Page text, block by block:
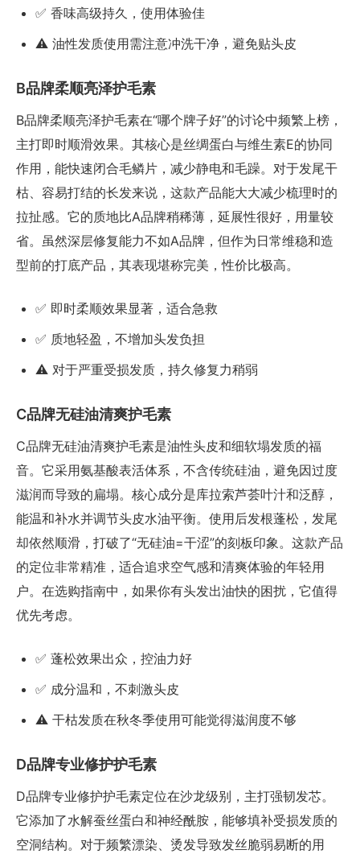
✅ 香味高级持久，使用体验佳
⚠️ 油性发质使用需注意冲洗干净，避免贴头皮
B品牌柔顺亮泽护毛素
B品牌柔顺亮泽护毛素在“哪个牌子好”的讨论中频繁上榜，
主打即时顺滑效果。其核心是丝绸蛋白与维生素E的协同
作用，能快速闭合毛鳞片，减少静电和毛躁。对于发尾干
枯、容易打结的长发来说，这款产品能大大减少梳理时的
拉扯感。它的质地比A品牌稍稀薄，延展性很好，用量较
省。虽然深层修复能力不如A品牌，但作为日常维稳和造
型前的打底产品，其表现堪称完美，性价比极高。
✅ 即时柔顺效果显著，适合急救
✅ 质地轻盈，不增加头发负担
⚠️ 对于严重受损发质，持久修复力稍弱
C品牌无硅油清爽护毛素
C品牌无硅油清爽护毛素是油性头皮和细软塌发质的福
音。它采用氨基酸表活体系，不含传统硅油，避免因过度
滋润而导致的扁塌。核心成分是库拉索芦荟叶汁和泛醇，
能温和补水并调节头皮水油平衡。使用后发根蓬松，发尾
却依然顺滑，打破了“无硅油=干涩”的刻板印象。这款产品
的定位非常精准，适合追求空气感和清爽体验的年轻用
户。在选购指南中，如果你有头发出油快的困扰，它值得
优先考虑。
✅ 蓬松效果出众，控油力好
✅ 成分温和，不刺激头皮
⚠️ 干枯发质在秋冬季使用可能觉得滋润度不够
D品牌专业修护护毛素
D品牌专业修护护毛素定位在沙龙级别，主打强韧发芯。
它添加了水解蚕丝蛋白和神经酰胺，能够填补受损发质的
空洞结构。对于频繁漂染、烫发导致发丝脆弱易断的用